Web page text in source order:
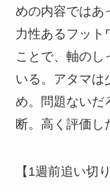
めの内容ではあ
力性あるフット
ことで、軸のし
いる。アタマは
め。問題ないだ
断。高く評価し
【1週前追い切